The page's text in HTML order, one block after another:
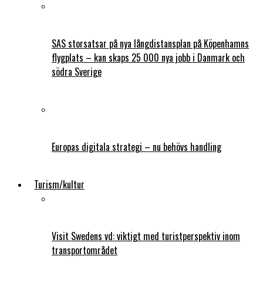
SAS storsatsar på nya långdistansplan på Köpenhamns
flygplats – kan skaps 25 000 nya jobb i Danmark och
södra Sverige
Europas digitala strategi – nu behövs handling
Turism/kultur
Visit Swedens vd: viktigt med turistperspektiv inom
transportområdet